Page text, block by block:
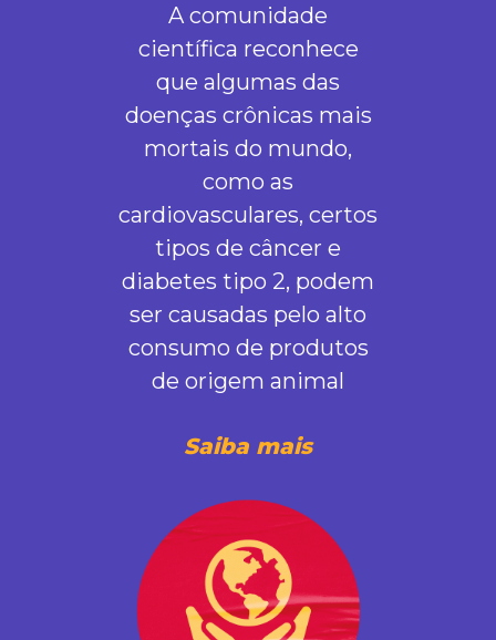
A comunidade
científica reconhece
que algumas das
doenças crônicas mais
mortais do mundo,
como as
cardiovasculares, certos
tipos de câncer e
diabetes tipo 2, podem
ser causadas pelo alto
consumo de produtos
de origem animal
Saiba mais